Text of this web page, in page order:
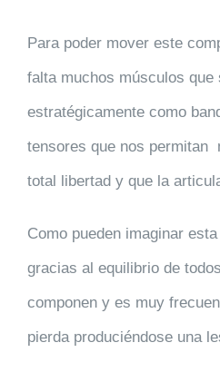
Para poder mover este
falta muchos músculos que
estratégicamente como
tensores que nos permitan
total libertad y que la
Como pueden imaginar
gracias al equilibrio de
componen y es muy
pierda produciéndose una